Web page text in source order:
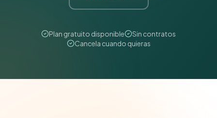
Plan gratuito disponible
Sin contratos
Cancela cuando quieras